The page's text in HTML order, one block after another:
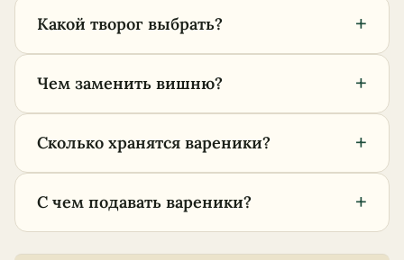
Какой творог выбрать? +
Чем заменить вишню? +
Сколько хранятся вареники? +
С чем подавать вареники? +